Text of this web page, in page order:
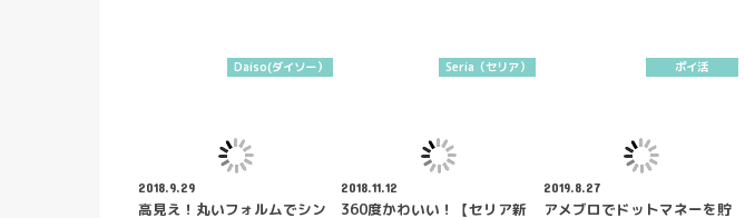
Daiso(ダイソー）
2018.9.29
高見え！丸いフォルムでシン
Seria（セリア）
2018.11.12
360度かわいい！【セリア新
ポイ活
2019.8.27
アメブロでドットマネーを貯